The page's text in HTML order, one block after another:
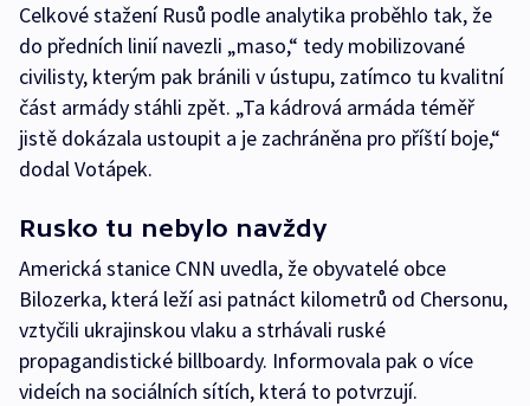
Celkové stažení Rusů podle analytika proběhlo tak, že
do předních linií navezli „maso,“ tedy mobilizované
civilisty, kterým pak bránili v ústupu, zatímco tu kvalitní
část armády stáhli zpět. „Ta kádrová armáda téměř
jistě dokázala ustoupit a je zachráněna pro příští boje,“
dodal Votápek.
Rusko tu nebylo navždy
Americká stanice CNN uvedla, že obyvatelé obce
Bilozerka, která leží asi patnáct kilometrů od Chersonu,
vztyčili ukrajinskou vlaku a strhávali ruské
propagandistické billboardy. Informovala pak o více
videích na sociálních sítích, která to potvrzují.